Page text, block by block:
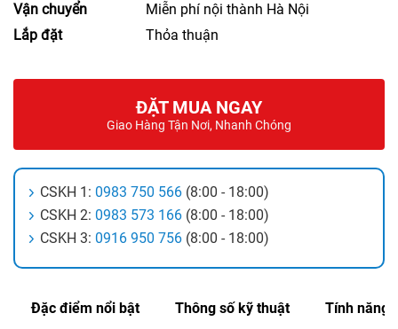
Vận chuyển
Miễn phí nội thành Hà Nội
Lắp đặt
Thỏa thuận
ĐẶT MUA NGAY
Giao Hàng Tận Nơi, Nhanh Chóng
CSKH 1: 0983 750 566 (8:00 - 18:00)
CSKH 2: 0983 573 166 (8:00 - 18:00)
CSKH 3: 0916 950 756 (8:00 - 18:00)
Đặc điểm nổi bật Thông số kỹ thuật Tính năng